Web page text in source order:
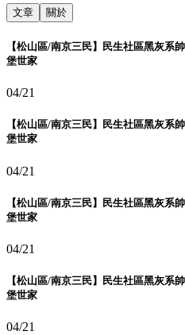
文章 關於
【松山區/南京三民】民生社區黑灰系
堡世家
04/21
【松山區/南京三民】民生社區黑灰系
堡世家
04/21
【松山區/南京三民】民生社區黑灰系
堡世家
04/21
【松山區/南京三民】民生社區黑灰系
堡世家
04/21